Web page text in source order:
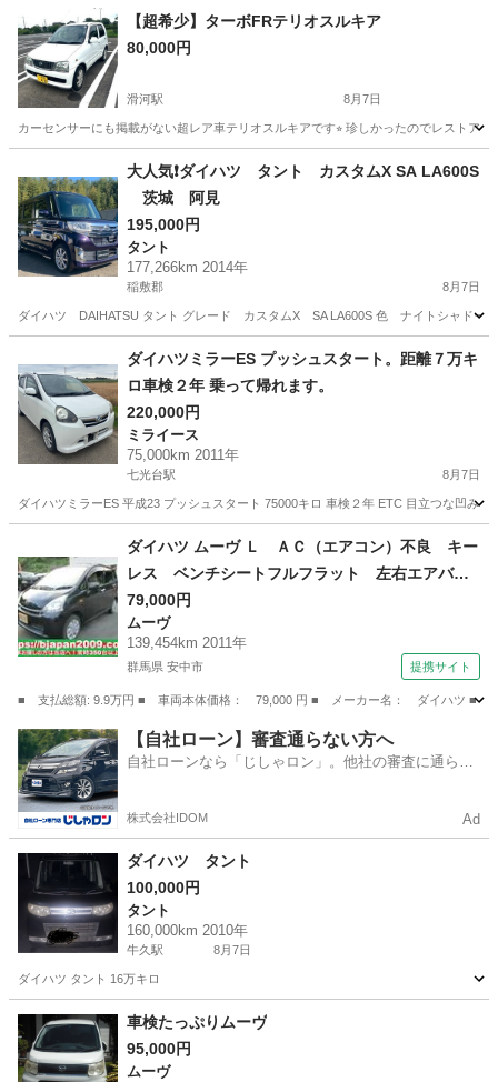
【超希少】ターボFRテリオスルキア
80,000円
滑河駅 8月7日
カーセンサーにも掲載がない超レア車テリオスルキアです⭐︎ 珍しかったのでレストア
滑河駅 ダイハツ テリオス
大人気❗ダイハツ タント カスタムX SA LA600S
茨城 阿見
195,000円
タント
177,266km 2014年
稲敷郡 8月7日
ダイハツ DAIHATSU タント グレード カスタムX SA LA600S 色 ナイトシャドーパ
タント ワゴンR
ダイハツミラーES プッシュスタート。距離７万キ
ロ車検２年 乗って帰れます。
220,000円
ミライース
75,000km 2011年
七光台駅 8月7日
ダイハツミラーES 平成23 プッシュスタート 75000キロ 車検２年 ETC 目立つな凹
七光台駅 ミライース
ダイハツ ムーヴ Ｌ ＡＣ（エアコン）不良 キー
レス ベンチシートフルフラット 左右エアバッ
ク パワステ フロントベンチシート ＡＢＳ
（検9.2）
79,000円
ムーヴ
139,454km 2011年
群馬県 安中市 提携サイト
■ 支払総額: 9.9万円 ■ 車両本体価格： 79,000 円 ■ メーカー名： ダイハツ ■
群馬 安中市 ムーヴ
【自社ローン】審査通らない方へ
自社ローンなら「じしゃロン」。他社の審査に通らな
株式会社IDOM Ad
ダイハツ タント
100,000円
タント
160,000km 2010年
牛久駅 8月7日
ダイハツ タント 16万キロ
茨城 つくば市 牛久駅 タント
車検たっぷりムーヴ
95,000円
ムーヴ